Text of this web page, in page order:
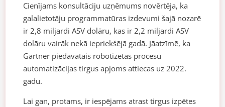
Cienījams konsultāciju uzņēmums novērtēja, ka
galalietotāju programmatūras izdevumi šajā nozarē
ir 2,8 miljardi ASV dolāru, kas ir 2,2 miljardi ASV
dolāru vairāk nekā iepriekšējā gadā. Jāatzīmē, ka
Gartner piedāvātais robotizētās procesu
automatizācijas tirgus apjoms attiecas uz 2022.
gadu.
Lai gan, protams, ir iespējams atrast tirgus izpētes